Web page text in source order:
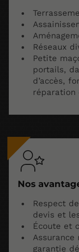
Réseaux
Petite
portails,
d’accès,
réparation
Nos
Respect
devis et
Écoute et
garantie